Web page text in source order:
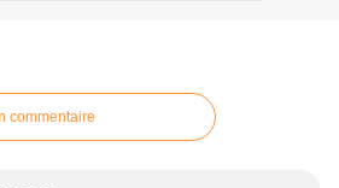
commentaire